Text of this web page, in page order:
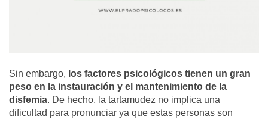
Sin embargo, los factores psicológicos tienen un gran
peso en la instauración y el mantenimiento de la
disfemia. De hecho, la tartamudez no implica una
dificultad para pronunciar ya que estas personas son